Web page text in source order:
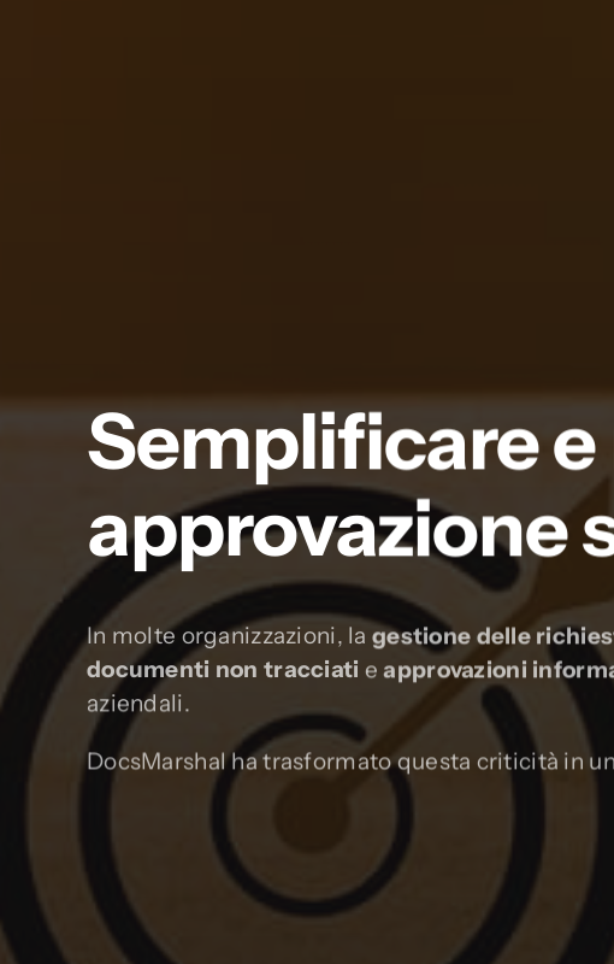
Semplificare
approvazione
In molte organizzazioni, la gestione delle
documenti non tracciati eapprovazioni
aziendali.
DocsMarshal ha trasformato questa criticità in